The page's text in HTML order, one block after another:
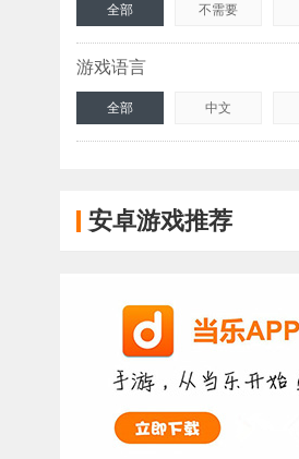
全部 不需要
游戏语言
全部 中文
安卓游戏推荐